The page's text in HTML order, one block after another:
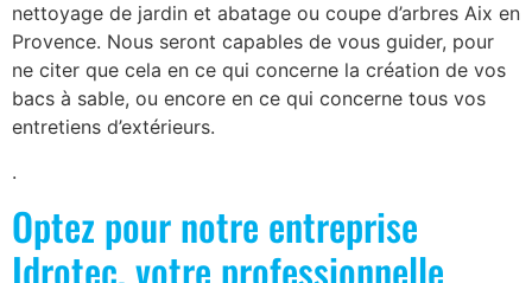
nettoyage de jardin et abatage ou coupe d’arbres Aix en
Provence. Nous seront capables de vous guider, pour
ne citer que cela en ce qui concerne la création de vos
bacs à sable, ou encore en ce qui concerne tous vos
entretiens d’extérieurs.
.
Optez pour notre entreprise
Idrotec, votre professionnelle